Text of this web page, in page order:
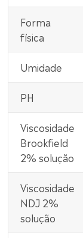
Forma
física
Umidade
PH
Viscosidade
Brookfield
2% solução
Viscosidade
NDJ 2%
solução